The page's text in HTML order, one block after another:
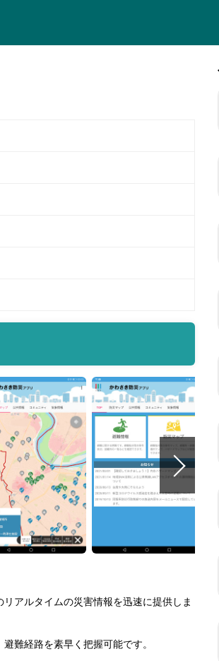
アルタイムの災害情報を迅速に提供しま
難経路を素早く把握可能です。